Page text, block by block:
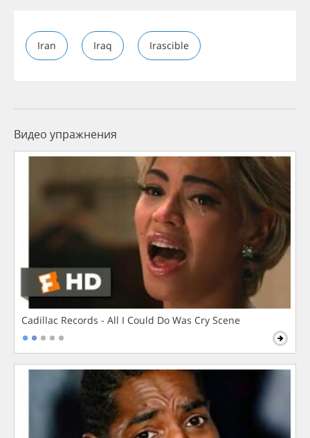
Iran Iraq Irascible
Видео упражнения
Cadillac Records - All I Could Do Was Cry Scene